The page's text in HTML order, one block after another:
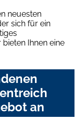
neuesten
sich für ein
Ihnen eine
an